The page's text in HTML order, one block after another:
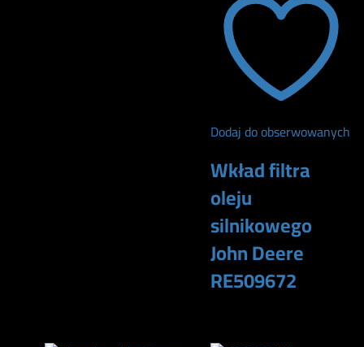
Dodaj do obserwowanych
Wkład filtra
oleju
silnikowego
John Deere
RE509672